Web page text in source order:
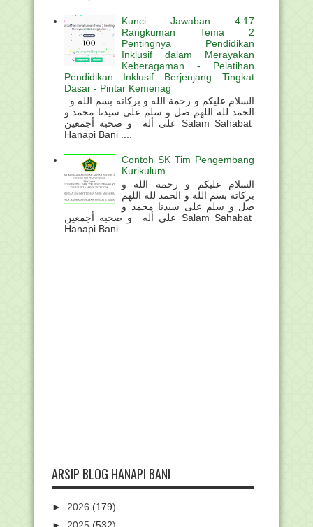
Kunci Jawaban 4.17
Rangkuman Tema 2
Pentingnya Pendidikan
Inklusif dalam Merayakan
Keberagaman - Pelatihan
Pendidikan Inklusif Berjenjang Tingkat
Dasar - Pintar Kemenag
الحمد لله اللهم صل و سلم على سيدنا محمد و
على أله و صحبه أجمعين Salam Sahabat
Hanapi Bani ....
Contoh SK Tim Pengembang
Kurikulum
السلام عليكم و رحمة الله و
بركاته بسم الله و الحمد لله اللهم
صل و سلم على سيدنا محمد و
على أله و صحبه أجمعين Salam Sahabat
Hanapi Bani . ...
ARSIP BLOG HANAPI BANI
► 2026 (179)